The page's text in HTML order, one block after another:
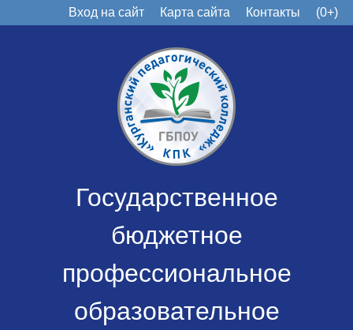
Вход на сайт Карта сайта Контакты (0+)
Государственное
бюджетное
профессиональное
образовательное